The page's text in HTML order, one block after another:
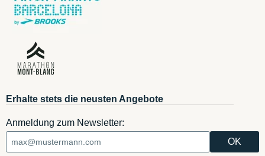
Erhalte stets die neusten Angebote
Anmeldung zum Newsletter: